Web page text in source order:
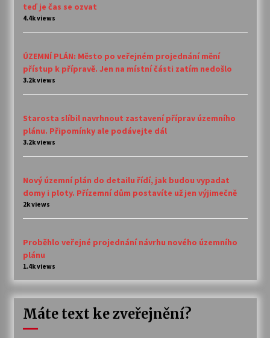
teď je čas se ozvat
4.4k views
ÚZEMNÍ PLÁN: Město po veřejném projednání mění
přístup k přípravě. Jen na místní části zatím nedošlo
3.2k views
Starosta slíbil navrhnout zastavení příprav územního
plánu. Připomínky ale podávejte dál
3.2k views
Nový územní plán do detailu řídí, jak budou vypadat
domy i ploty. Přízemní dům postavíte už jen výjimečně
2k views
Proběhlo veřejné projednání návrhu nového územního
plánu
1.4k views
Máte text ke zveřejnění?